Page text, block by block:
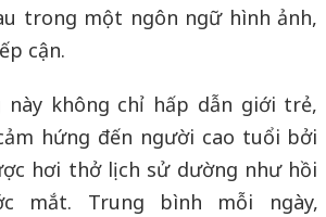
trong một ngôn ngữ hình ảnh,
cận.
này không chỉ hấp dẫn giới trẻ,
hứng đến người cao tuổi bởi
hơi thở lịch sử dường như hồi
mắt. Trung bình mỗi ngày,